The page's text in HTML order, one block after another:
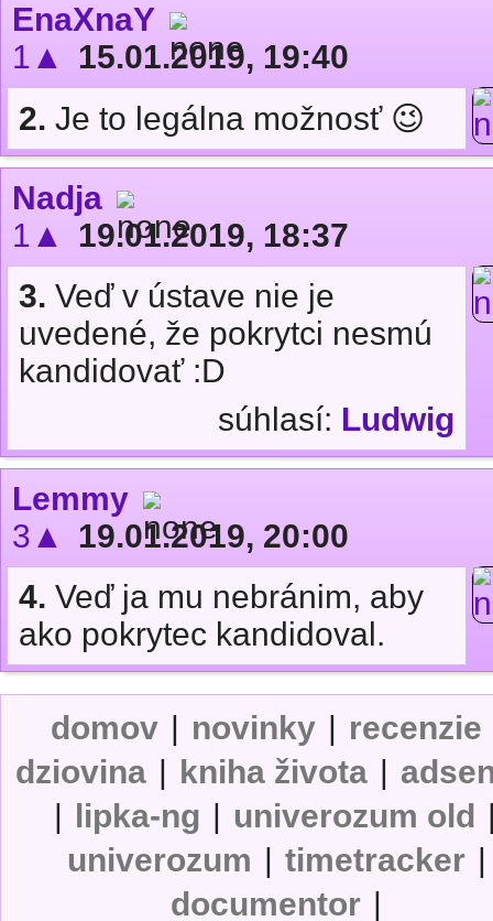
EnaXnaY
1▲
15.01.2019, 19:40
2. Je to legálna možnosť 😉
Nadja
1▲
19.01.2019, 18:37
3. Veď v ústave nie je
uvedené, že pokrytci nesmú
kandidovať :D
súhlasí: Ludwig
Lemmy
3▲
19.01.2019, 20:00
4. Veď ja mu nebránim, aby
ako pokrytec kandidoval.
domov | novinky | recenzie
dziovina | kniha života |
| lipka-ng | univerozum old
univerozum | timetracker |
documentor |